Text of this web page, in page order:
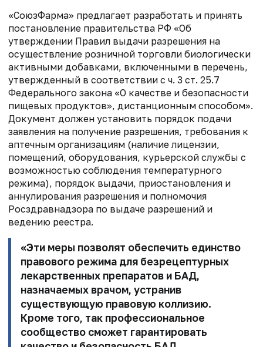
«СоюзФарма» предлагает разработать и принять
постановление правительства РФ «Об
утверждении Правил выдачи разрешения на
осуществление розничной торговли биологически
активными добавками, включенными в перечень,
утвержденный в соответствии с ч. 3 ст. 25.7
Федерального закона «О качестве и безопасности
пищевых продуктов», дистанционным способом».
Документ должен установить порядок подачи
заявления на получение разрешения, требования к
аптечным организациям (наличие лицензии,
помещений, оборудования, курьерской службы с
возможностью соблюдения температурного
режима), порядок выдачи, приостановления и
аннулирования разрешения и полномочия
Росздравнадзора по выдаче разрешений и
ведению реестра.
«Эти меры позволят обеспечить единство
правового режима для безрецептурных
лекарственных препаратов и БАД,
назначаемых врачом, устранив
существующую правовую коллизию.
Кроме того, так профессиональное
сообщество сможет гарантировать